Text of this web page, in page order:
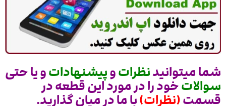
شما میتوانیدنظراتوپیشنهاداتو یا حتی
سوالاتخود را در مورد این قطعه در
قسمت(نظرات)با ما در میان گذارید.